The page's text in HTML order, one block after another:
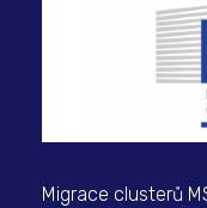
Migrace clusterů